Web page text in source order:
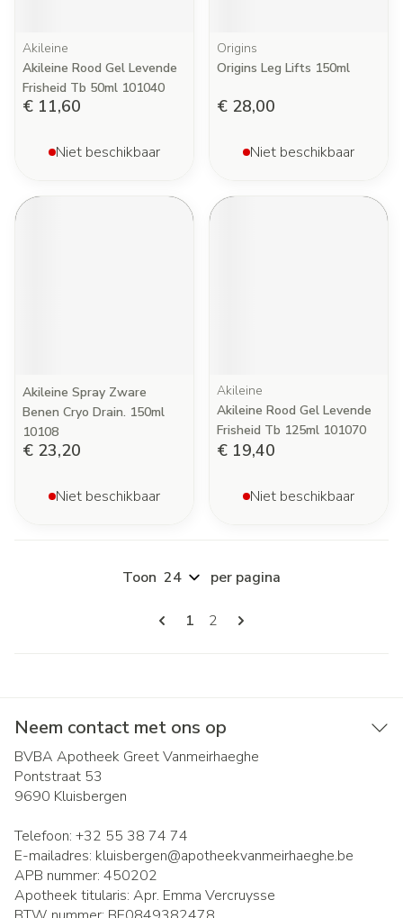
Akileine
Akileine Rood Gel Levende
Frisheid Tb 50ml 101040
€ 11,60
Niet beschikbaar
Origins
Origins Leg Lifts 150ml
€ 28,00
Niet beschikbaar
Akileine Spray Zware
Benen Cryo Drain. 150ml
10108
€ 23,20
Niet beschikbaar
Akileine
Akileine Rood Gel Levende
Frisheid Tb 125ml 101070
€ 19,40
Niet beschikbaar
Pagina's
U lees momenteel pagina
1 Pagina
2
Toon per pagina
Neem contact met ons op
BVBA Apotheek Greet Vanmeirhaeghe
Pontstraat 53
9690 Kluisbergen
Telefoon: +32 55 38 74 74
E-mailadres: kluisbergen@apotheekvanmeirhaeghe.be
APB nummer: 450202
Apotheek titularis: Apr. Emma Vercruysse